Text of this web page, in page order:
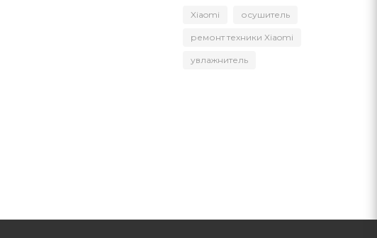
Xiaomi осушитель
ремонт техники Xiaomi
увлажнитель